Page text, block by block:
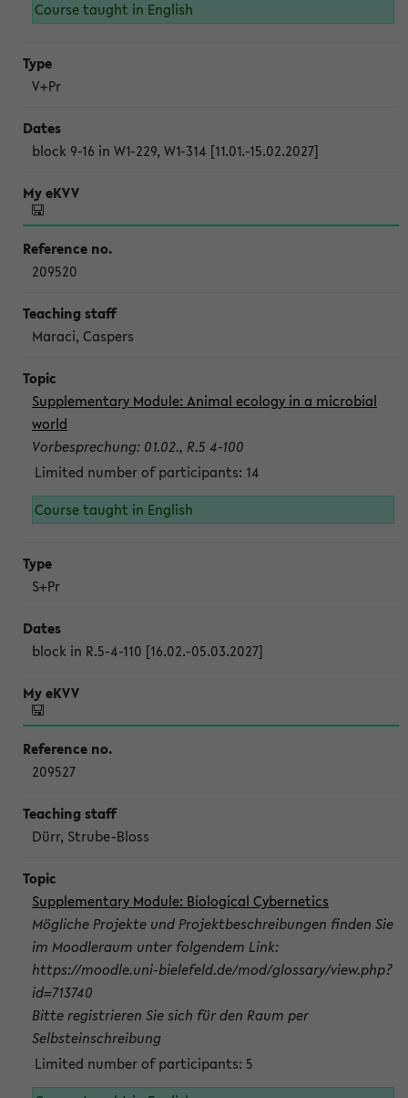
Course taught in English
V+Pr
block 9-16 in W1-229, W1-314 [11.01.-15.02.2027]
209520
Maraci, Caspers
Supplementary Module: Animal ecology in a microbial
world
Vorbesprechung: 01.02., R.5 4-100
Limited number of participants: 14
Course taught in English
S+Pr
block in R.5-4-110 [16.02.-05.03.2027]
209527
Dürr, Strube-Bloss
Supplementary Module: Biological Cybernetics
Mögliche Projekte und Projektbeschreibungen finden Sie
im Moodleraum unter folgendem Link:
https://moodle.uni-bielefeld.de/mod/glossary/view.php?
id=713740
Bitte registrieren Sie sich für den Raum per
Selbsteinschreibung
Limited number of participants: 5